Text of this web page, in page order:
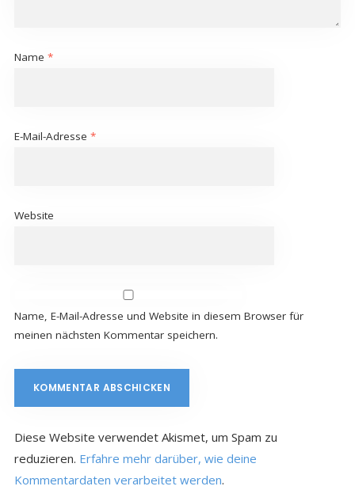
Name *
E-Mail-Adresse *
Website
Name, E-Mail-Adresse und Website in diesem Browser für
meinen nächsten Kommentar speichern.
Diese Website verwendet Akismet, um Spam zu
reduzieren. Erfahre mehr darüber, wie deine
Kommentardaten verarbeitet werden.